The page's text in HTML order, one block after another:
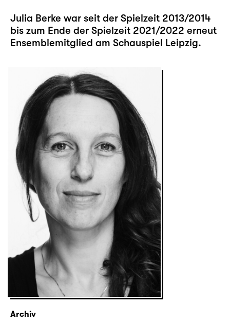
Julia Berke war seit der Spielzeit 2013/2014
bis zum Ende der Spielzeit 2021/2022 erneut
Ensemblemitglied am Schauspiel Leipzig.
Archiv